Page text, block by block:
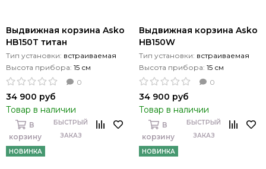
Выдвижная корзина Asko
HB150T титан
Тип установки: встраиваемая
Высота прибора: 15 см
0
34 900 руб
Товар в наличии
В
корзину
БЫСТРЫЙ
ЗАКАЗ
Выдвижная корзина Asko
HB150W
Тип установки: встраиваемая
Высота прибора: 15 см
0
34 900 руб
Товар в наличии
В
корзину
БЫСТРЫЙ
ЗАКАЗ
НОВИНКА НОВИНКА